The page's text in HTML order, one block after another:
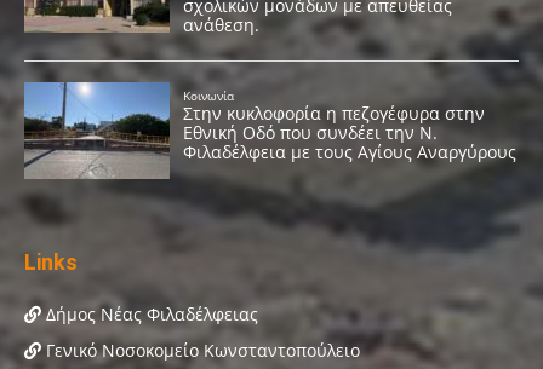
Links
Δήμος Νέας Φιλαδέλφειας
Γενικό Νοσοκομείο Κωνσταντοπούλειο